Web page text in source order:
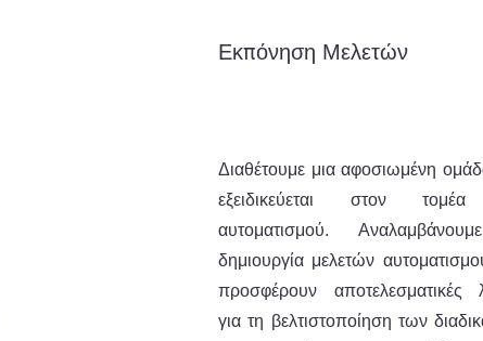
Εκπόνηση Μελετών
Διαθέτουμε μια αφοσιωμένη
εξειδικεύεται στον
αυτοματισμού.
δημιουργία μελετών
προσφέρουν αποτελεσματικές
για τη βελτιστοποίηση των